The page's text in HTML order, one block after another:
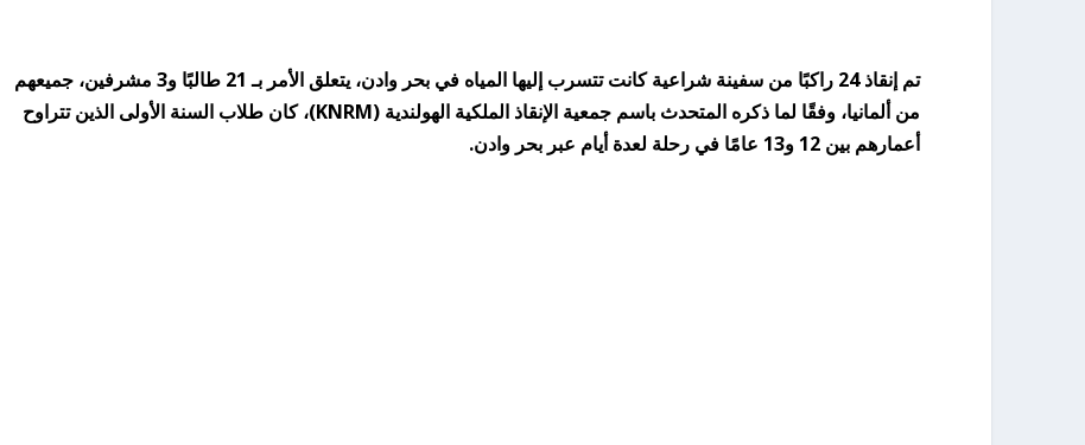
تم إنقاذ 24 راكبًا من سفينة شراعية كانت تتسرب إليها المياه في بحر وادن، يتعلق الأمر بـ 21 طالبًا و3 مشرفين، جميعهم
من ألمانيا، وفقًا لما ذكره المتحدث باسم جمعية الإنقاذ الملكية الهولندية (KNRM)، كان طلاب السنة الأولى الذين تتراوح
أعمارهم بين 12 و13 عامًا في رحلة لعدة أيام عبر بحر وادن.